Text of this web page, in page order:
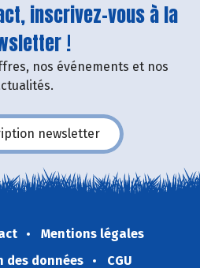
inscrivez-vous à la
!
nos événements et nos
newsletter
Mentions légales
des données
CGU